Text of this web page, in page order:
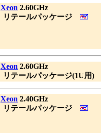
Xeon 2.60GHz
リテールパッケージ
Xeon 2.60GHz
リテールパッケージ(1U用)
Xeon 2.40GHz
リテールパッケージ